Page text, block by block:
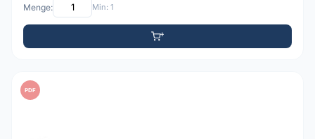
Menge: Min: 1
PDF